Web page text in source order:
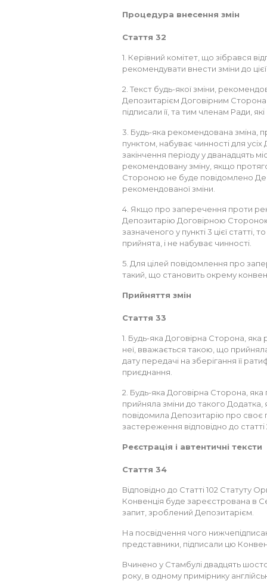
Процедура внесення змін
Стаття 32
1. Керівний комітет, що зібрався
рекомендувати внести зміни до цієї
2. Текст будь-якої зміни,
Депозитарієм Договірним
підписали її, та тим членам Ради,
3. Будь-яка рекомендована зміна,
пунктом, набуває чинності для усіх
закінчення періоду у дванадцять
рекомендовану зміну, якщо
Стороною не буде повідомлено
рекомендованої зміни.
4. Якщо про заперечення проти
Депозитарію Договірною Стороною
зазначеного у пункті 3 цієї
прийнята, і не набуває чинності.
5. Для цілей повідомлення про
такий, що становить окрему
Прийняття змін
Стаття 33
1. Будь-яка Договірна Сторона,
неї, вважається такою, що прийняла
дату передачі на зберігання її
приєднання.
2. Будь-яка Договірна Сторона,
прийняла зміни до такого Додатка,
повідомила Депозитарію про своє
застереження відповідно до статті
Реєстрація і автентичні тексти
Стаття 34
Відповідно до Статті 102 Статуту
Конвенція буде зареєстрована в
запит, зроблений Депозитарієм.
На посвідчення чого
представники, підписали цю
Вчинено у Стамбулі двадцять
року, в одному примірнику